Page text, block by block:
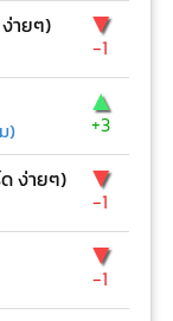
ายๆ) ▼
-1
)
▲
+3
ง่ายๆ) ▼
-1
▼
-1